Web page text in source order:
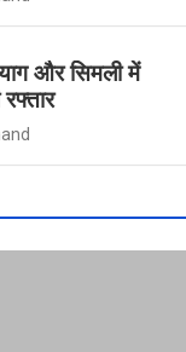
और सिमली में